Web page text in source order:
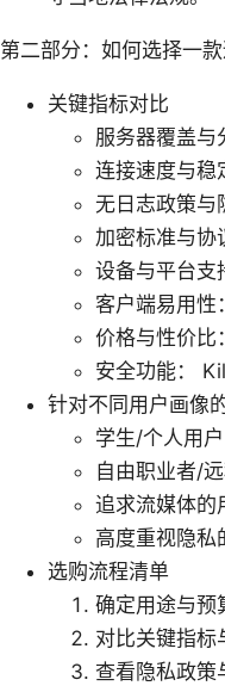
第二部分：如何选择一
关键指标对比
服务器覆盖与
连接速度与稳
无日志政策与
加密标准与协
设备与平台
客户端易用性
价格与性价比
安全功能：
针对不同用户画像
学生/个人用
自由职业者/
追求流媒体的
高度重视隐私
选购流程清单
确定用途与预
对比关键指标
查看隐私政策